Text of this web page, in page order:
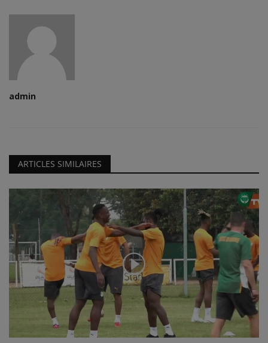
admin
ARTICLES SIMILAIRES